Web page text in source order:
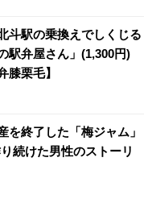
斗駅の乗換えでしくじる
駅弁屋さん」(1,300円)
膝栗毛】
を終了した「梅ジャム」
続けた男性のストーリ